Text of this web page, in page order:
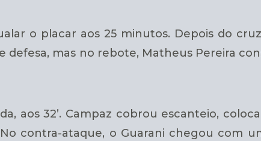
o placar aos 25 minutos. Depois do
defesa, mas no rebote, Matheus Pereira
aos 32’. Campaz cobrou escanteio,
contra-ataque, o Guarani chegou com